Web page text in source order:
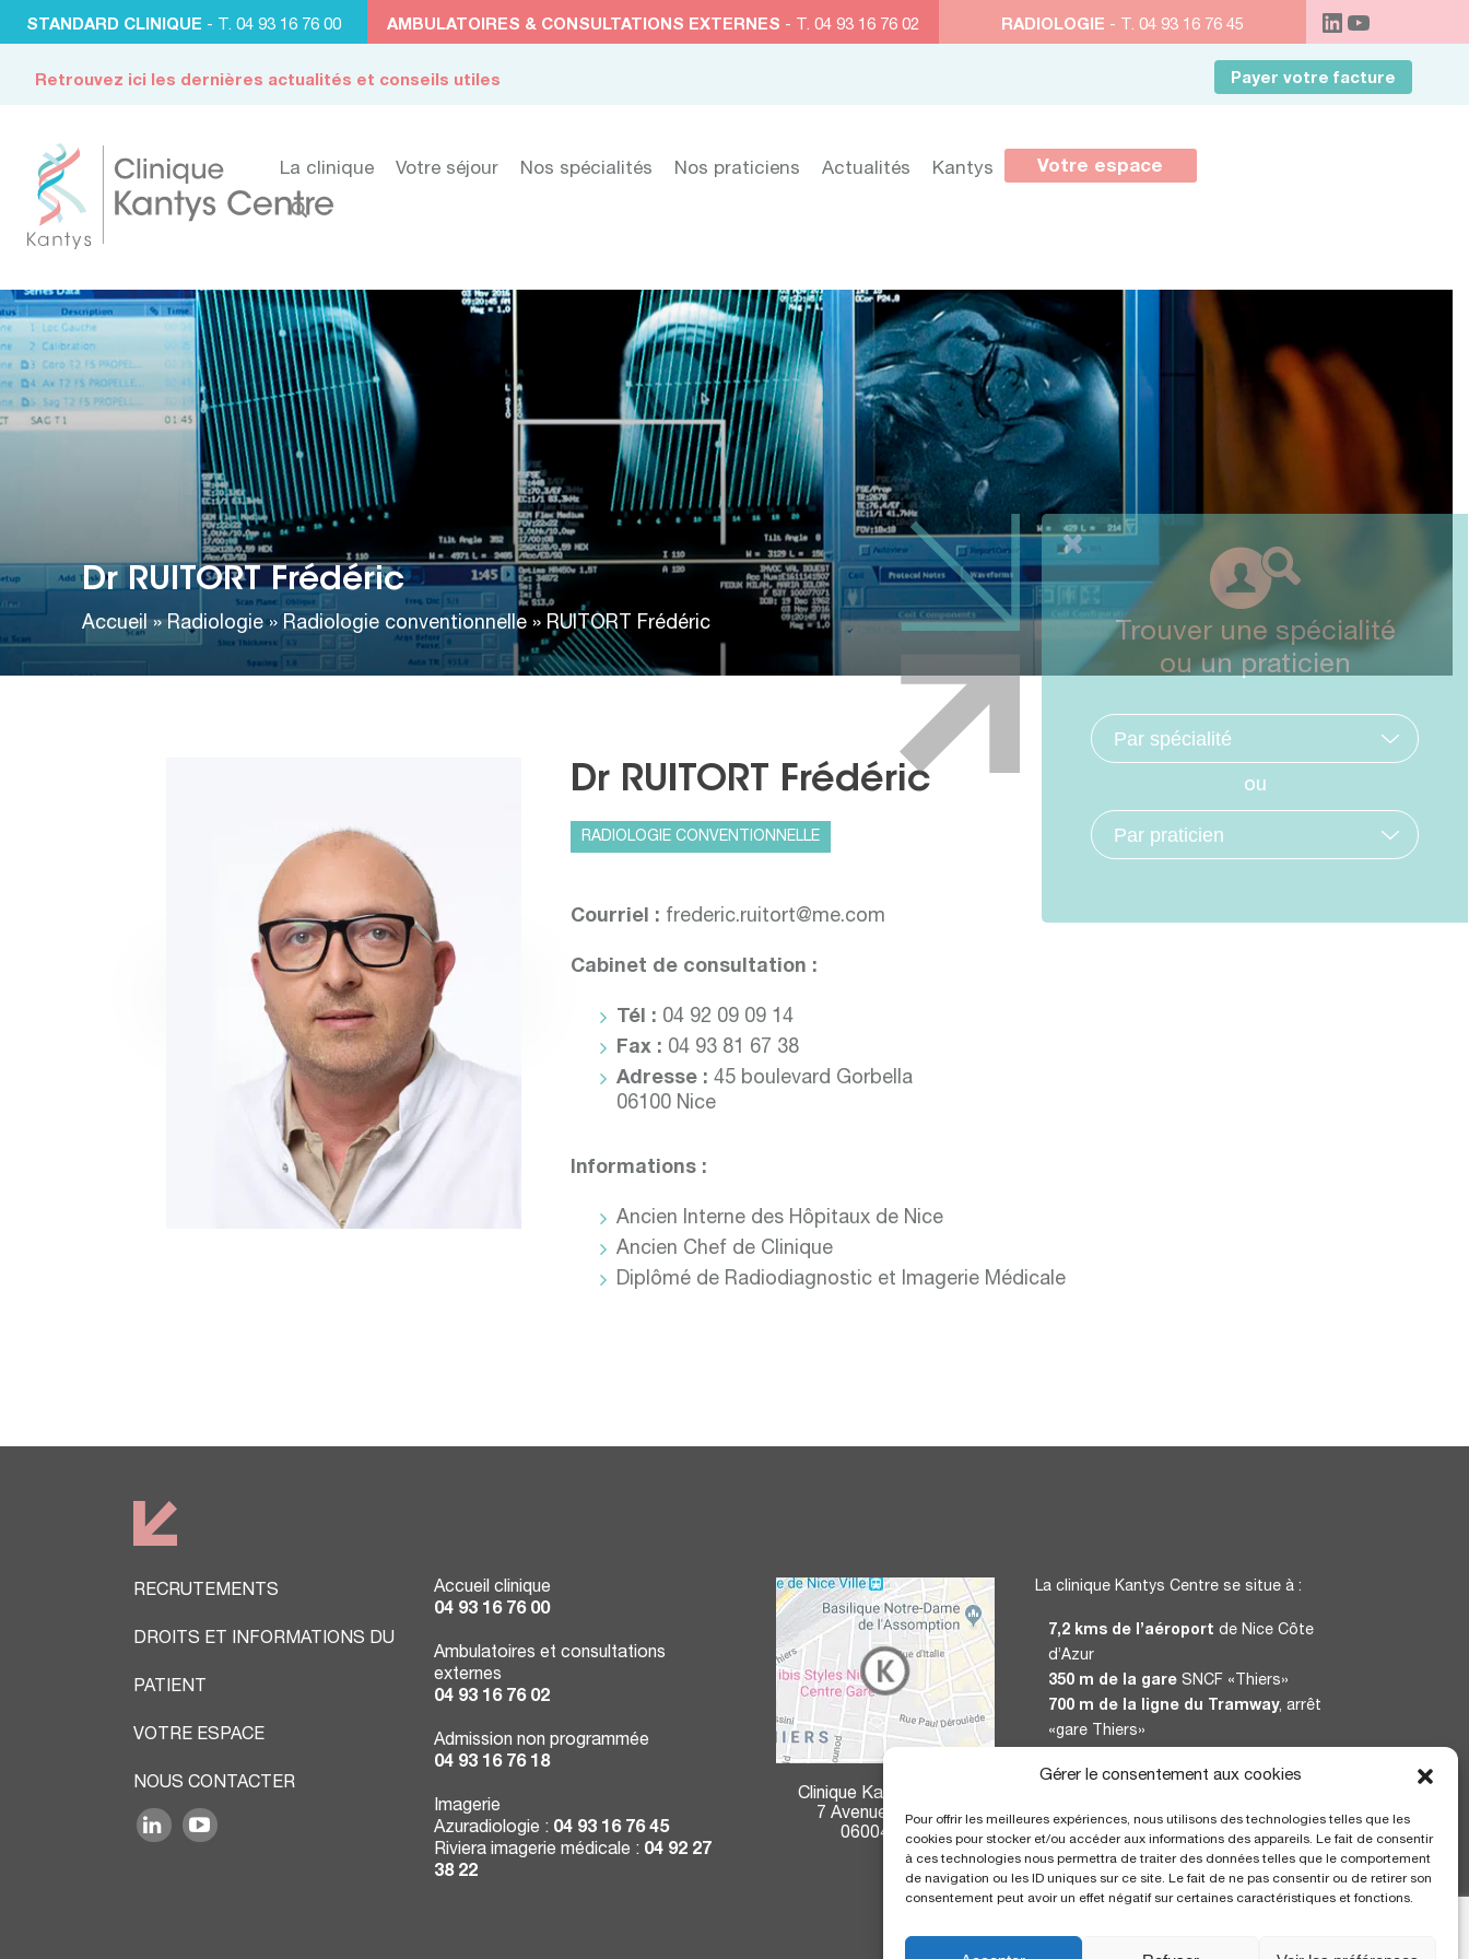
Gérer le consentement aux cookies
Pour offrir les meilleures expériences, nous utilisons des technologies telles que les
cookies pour stocker et/ou accéder aux informations des appareils. Le fait de consentir
à ces technologies nous permettra de traiter des données telles que le comportement
de navigation ou les ID uniques sur ce site. Le fait de ne pas consentir ou de retirer son
consentement peut avoir un effet négatif sur certaines caractéristiques et fonctions.
STANDARD CLINIQUE - T. 04 93 16 76 00 AMBULATOIRES & CONSULTATIONS EXTERNES - T. 04 93 16 76 02 RADIOLOGIE - T. 04 93 16 76 45
Retrouvez ici les dernières actualités et conseils utiles Payer votre facture
Trouver une spécialité
ou un praticien
ou
La clinique Votre séjour Nos spécialités Nos praticiens Actualités Kantys Votre espace
Dr RUITORT Frédéric
Accueil»Radiologie» Radiologie conventionnelle » RUITORT Frédéric
Dr RUITORT Frédéric
RADIOLOGIE CONVENTIONNELLE
Courriel : frederic.ruitort@me.com
Cabinet de consultation :
Tél : 04 92 09 09 14
Fax : 04 93 81 67 38
Adresse :45 boulevard Gorbella
06100 Nice
Informations :
Ancien Interne des Hôpitaux de Nice
Ancien Chef de Clinique
Diplômé de Radiodiagnostic et Imagerie Médicale
RECRUTEMENTS
DROITS ET INFORMATIONS DU
PATIENT
VOTRE ESPACE
NOUS CONTACTER
Accueil clinique
04 93 16 76 00
Ambulatoires et consultations
externes
04 93 16 76 02
Admission non programmée
04 93 16 76 18
Imagerie
Azuradiologie : 04 93 16 76 45
Riviera imagerie médicale : 04 92 27
38 22
Clinique Kantys Centre
7 Avenue Durante
06004 Nice
La clinique Kantys Centre se situe à :
7,2 kms de l’aéroport de Nice Côte
d’Azur
350 m de la gareSNCF «Thiers»
700 m de la ligne du Tramway, arrêt
«gare Thiers»
CERTIFICATION